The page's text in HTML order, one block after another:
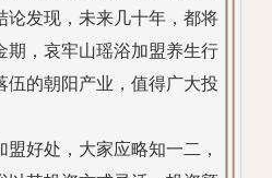
论发现，未来几十年，都将
期，哀牢山瑶浴加盟养生行
伍的朝阳产业，值得广大投
好处，大家应略知一二，